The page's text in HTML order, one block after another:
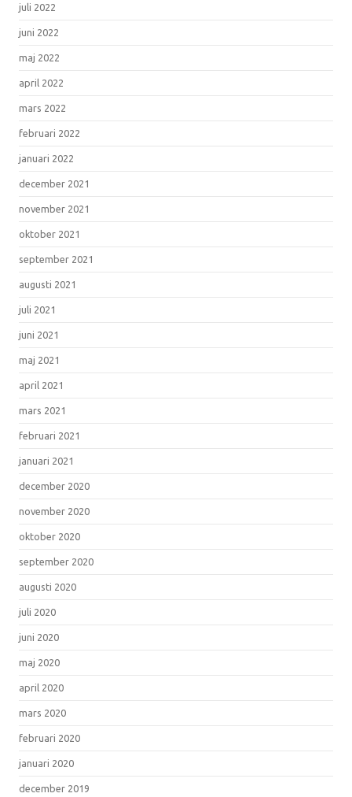
juli 2022
juni 2022
maj 2022
april 2022
mars 2022
februari 2022
januari 2022
december 2021
november 2021
oktober 2021
september 2021
augusti 2021
juli 2021
juni 2021
maj 2021
april 2021
mars 2021
februari 2021
januari 2021
december 2020
november 2020
oktober 2020
september 2020
augusti 2020
juli 2020
juni 2020
maj 2020
april 2020
mars 2020
februari 2020
januari 2020
december 2019